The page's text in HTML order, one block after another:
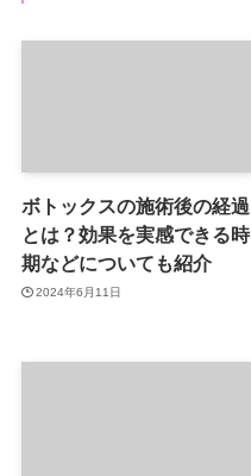
ボトックスの施術後の経過
とは？効果を実感できる時
期などについても紹介
2024年6月11日